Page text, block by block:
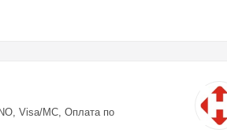
Visa/MC, Оплата по